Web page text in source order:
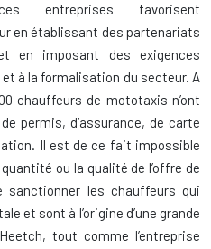
entreprises favorisent
en établissant des partenariats
en imposant des exigences
à la formalisation du secteur. A
chauffeurs de mototaxis n’ont
permis, d’assurance, de carte
Il est de ce fait impossible
ou la qualité de l’offre de
les chauffeurs qui
et sont à l’origine d’une grande
tout comme l’entreprise